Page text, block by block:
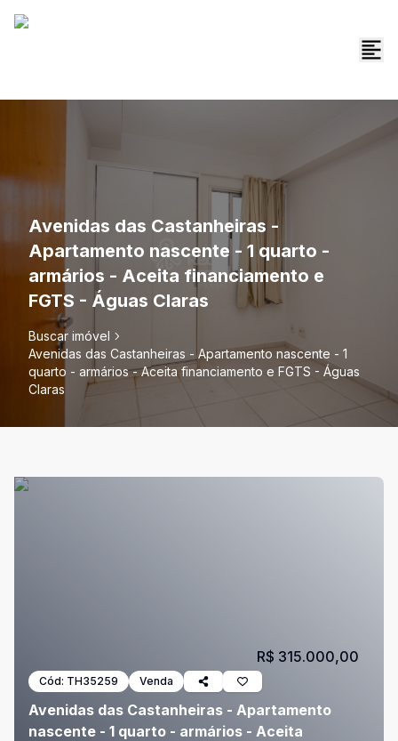
Avenidas das Castanheiras -
Apartamento nascente - 1 quarto -
armários - Aceita financiamento e
FGTS - Águas Claras
Buscar imóvel
Avenidas das Castanheiras - Apartamento nascente - 1
quarto - armários - Aceita financiamento e FGTS - Águas
Claras
Cód: TH35259 Venda
Avenidas das Castanheiras - Apartamento
nascente - 1 quarto - armários - Aceita
R$ 315.000,00